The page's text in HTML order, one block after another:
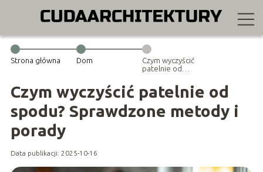
Strona główna Dom
Czym wyczyścić
patelnie od
Sprawdzone
metody i
porady
Czym wyczyścić patelnie od
spodu? Sprawdzone metody i
porady
Data publikacji: 2025-10-16